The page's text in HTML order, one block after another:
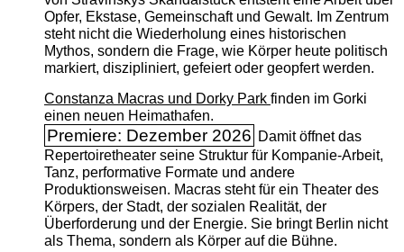
Opfer, Ekstase, Gemeinschaft und Gewalt. Im Zentrum
steht nicht die Wiederholung eines historischen
Mythos, sondern die Frage, wie Körper heute politisch
markiert, diszipliniert, gefeiert oder geopfert werden.
Constanza Macras und Dorky Park finden im Gorki
einen neuen Heimathafen.
Premiere: Dezember 2026 Damit öffnet das
Repertoiretheater seine Struktur für Kompanie-Arbeit,
Tanz, performative Formate und andere
Produktionsweisen. Macras steht für ein Theater des
Körpers, der Stadt, der sozialen Realität, der
Überforderung und der Energie. Sie bringt Berlin nicht
als Thema, sondern als Körper auf die Bühne.